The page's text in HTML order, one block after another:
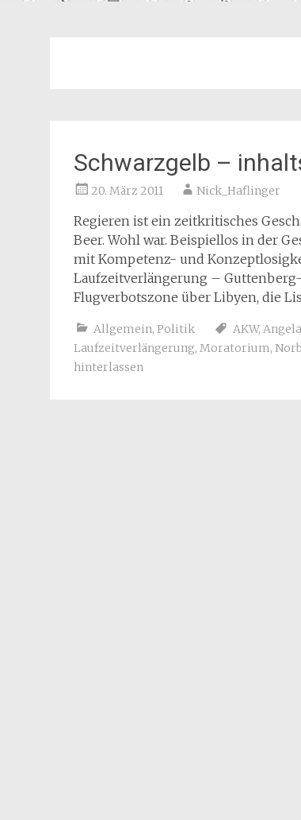
Schwarzgelb –
20. März 2011 Nick_Haflinger
Regieren ist ein zeitkritisches
Beer. Wohl war. Beispiellos in der
mit Kompetenz- und
Laufzeitverlängerung –
Flugverbotszone über Libyen, die
Allgemein, Politik AKW,
Laufzeitverlängerung, Moratorium,
hinterlassen